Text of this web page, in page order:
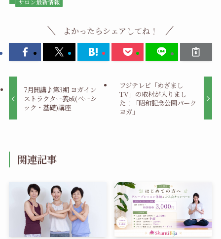
よかったらシェアしてね！
7月開講♪第3期 ヨガイン
ストラクター養成(ベーシ
ック・基礎)講座
フジテレビ「めざまし
TV」の取材が入りまし
た！「昭和記念公園パーク
ヨガ」
関連記事